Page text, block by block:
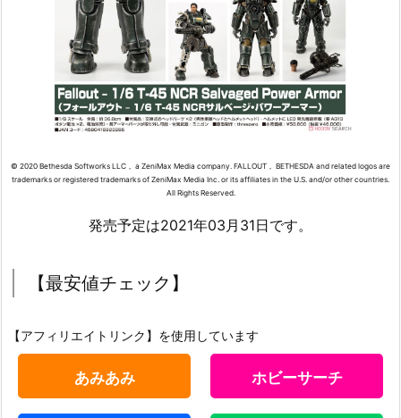
© 2020 Bethesda Softworks LLC， a ZeniMax Media company. FALLOUT， BETHESDA and related logos are
trademarks or registered trademarks of ZeniMax Media Inc. or its affiliates in the U.S. and/or other countries.
All Rights Reserved.
発売予定は2021年03月31日です。
【最安値チェック】
【アフィリエイトリンク】を使用しています
あみあみ ホビーサーチ